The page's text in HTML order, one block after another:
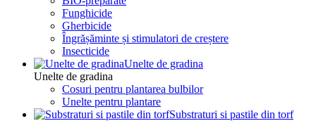
Funghicide
Gherbicide
Îngrășăminte și stimulatori de creștere
Insecticide
Unelte de gradina
Unelte de gradina
Cosuri pentru plantarea bulbilor
Unelte pentru plantare
Substraturi si pastile din torf